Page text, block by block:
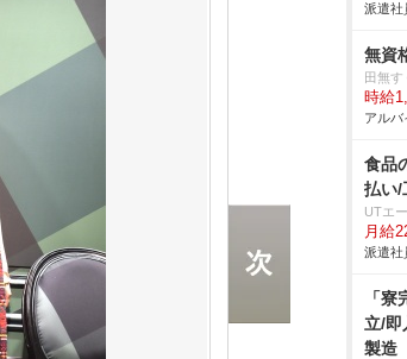
派遣社
無資
田無す
時給
アルバ
食品
払い/
UTエ
月給
派遣社
「
立/即
製造